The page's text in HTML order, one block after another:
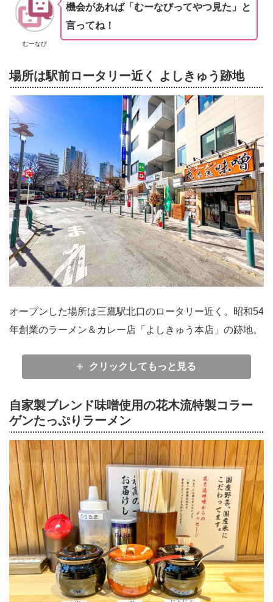
むーなび
機会があれば「むーなびってやつ見た」と
言ってね！
場所は駅前ロータリー近く よしきゅう跡地
オープンした場所は三鷹駅北口のロータリー近く。昭和54
年創業のラーメン＆カレー店「よしきゅう本店」の跡地。
クリックしてもっと見る
自家製ブレンド味噌使用の花木流特製コラー
ゲンたっぷりラーメン